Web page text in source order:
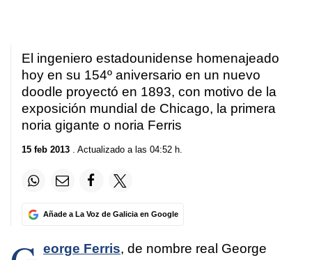
El ingeniero estadounidense homenajeado
hoy en su 154º aniversario en un nuevo
doodle proyectó en 1893, con motivo de la
exposición mundial de Chicago, la primera
noria gigante o noria Ferris
15 feb 2013 . Actualizado a las 04:52 h.
Añade a La Voz de Galicia en Google
eorge Ferris, de nombre real George